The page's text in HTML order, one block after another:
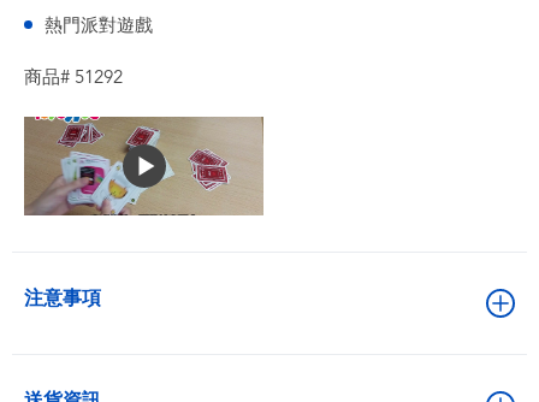
熱門派對遊戲
商品# 51292
注意事項